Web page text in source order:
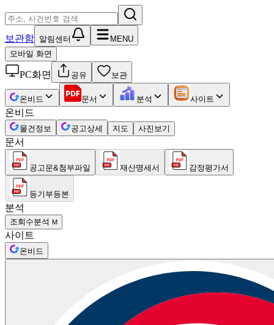
보관함 알림센터
MENU
모바일 화면
PC화면 공유 보관
온비드 문서 분석 사이트
온비드
물건정보 공고상세 지도 사진보기
문서
공고문&첨부파일 재산명세서 감정평가서
등기부등본
분석
조회수분석 M
사이트
온비드